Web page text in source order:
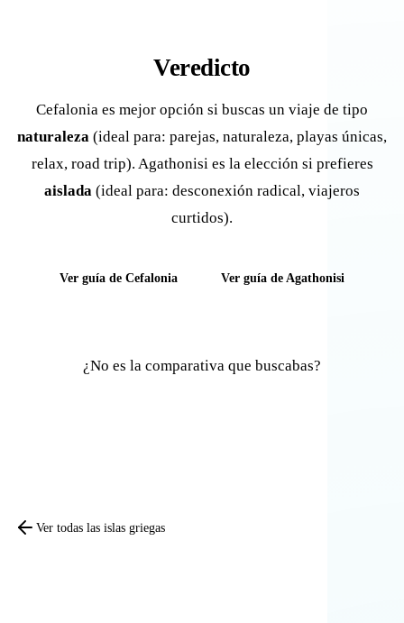
Veredicto
Cefalonia es mejor opción si buscas un viaje de tipo
naturaleza (ideal para: parejas, naturaleza, playas únicas,
relax, road trip). Agathonisi es la elección si prefieres
aislada (ideal para: desconexión radical, viajeros
curtidos).
Ver guía de Cefalonia Ver guía de Agathonisi
¿No es la comparativa que buscabas?
Ver todas las islas griegas